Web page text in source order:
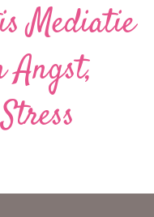
Mediatie
Angst,